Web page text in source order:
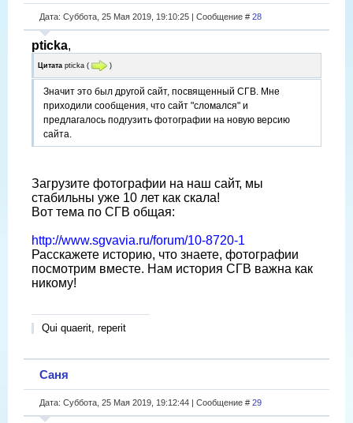
Дата: Суббота, 25 Мая 2019, 19:10:25 | Сообщение # 28
pticka,
Цитата pticka ( )
Значит это был другой сайт, посвященный СГВ. Мне
приходили сообщения, что сайт "сломался" и
предлагалось подгузить фотографии на новую версию
сайта.
Загрузите фотографии на наш сайт, мы
стабильны уже 10 лет как скала!
Вот тема по СГВ общая:
http://www.sgvavia.ru/forum/10-8720-1
Расскажете историю, что знаете, фотографии
посмотрим вместе. Нам история СГВ важна как
никому!
Qui quaerit, reperit
Саня
Дата: Суббота, 25 Мая 2019, 19:12:44 | Сообщение # 29